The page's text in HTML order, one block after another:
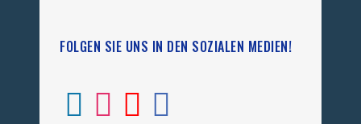
FOLGEN SIE UNS IN DEN SOZIALEN MEDIEN!